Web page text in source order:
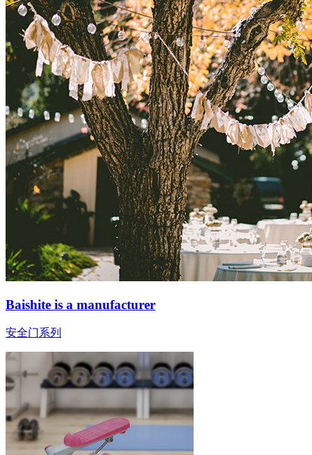
Baishite is a manufacturer
安全门系列